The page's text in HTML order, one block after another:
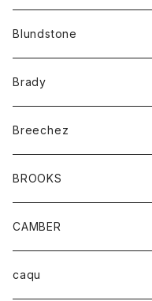
カーディガン
コート
アクセサリー
バッグ
ベルト
キッズ
Tシャツ
グッズ
アンダーウェアー
カードホルダー
トップス
カーディガン
ボトム
オーバーオール
レディース
サングラス
Blundstone
Brady
Breechez
シャツ
BROOKS
グッズ
靴
CAMBER
トップス
caqu